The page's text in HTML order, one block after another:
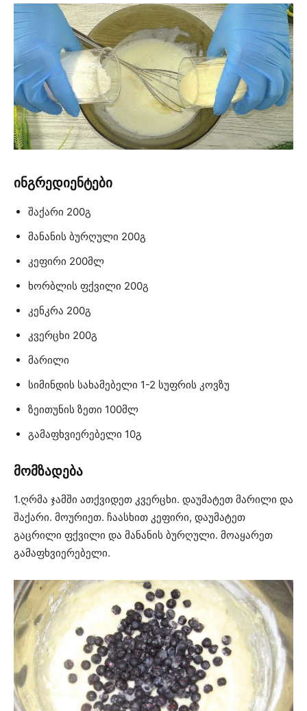
ინგრედიენტები
შაქარი 200გ
მანანის ბურღული 200გ
კეფირი 200მლ
ხორბლის ფქვილი 200გ
კენკრა 200გ
კვერცხი 200გ
მარილი
სიმინდის სახამებელი 1-2 სუფრის კოვზუ
ზეითუნის ზეთი 100მლ
გამაფხვიერებელი 10გ
მომზადება
1.ღრმა ჯამში ათქვიდეთ კვერცხი. დაუმატეთ მარილი და
შაქარი. მოურიეთ. ჩაასხით კეფირი, დაუმატეთ
გაცრილი ფქვილი და მანანის ბურღული. მოაყარეთ
გამაფხვიერებელი.